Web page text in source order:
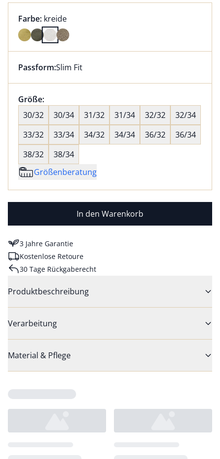
Farbauswahl:
Farbe: aktuell ausgewählt:
kreide
Farbe kreide ausgewählt
Dieser Artikel hat die Passform Slim Fit. für
Passform:Slim Fit
Größenauswahl:
Größe:nichts ausgewählt
30/32
30/34 31/32 31/34 32/32
32/34
33/32
33/34 34/32 34/34 36/32
36/34
38/32
38/34
Größenberatung
In den Warenkorb
3 Jahre Garantie
Kostenlose Retoure
30 Tage Rückgaberecht
Produktbeschreibung
Verarbeitung
Material & Pflege